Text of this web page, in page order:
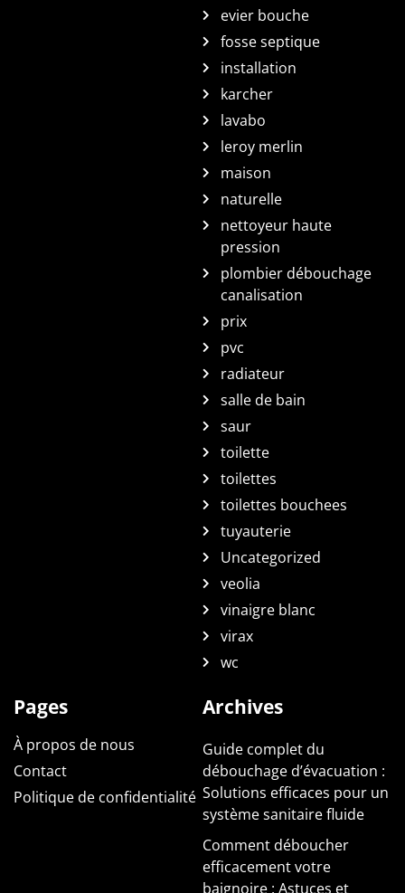
evier bouche
fosse septique
installation
karcher
lavabo
leroy merlin
maison
naturelle
nettoyeur haute
pression
plombier débouchage
canalisation
prix
pvc
radiateur
salle de bain
saur
toilette
toilettes
toilettes bouchees
tuyauterie
Uncategorized
veolia
vinaigre blanc
virax
wc
Pages
À propos de nous
Contact
Politique de confidentialité
Archives
Guide complet du
débouchage d’évacuation :
Solutions efficaces pour un
système sanitaire fluide
Comment déboucher
efficacement votre
baignoire : Astuces et